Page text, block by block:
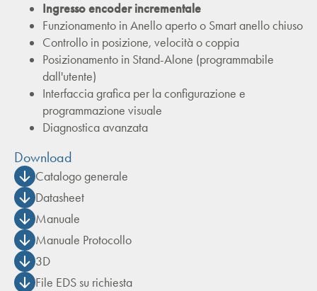
Ingresso encoder incrementale
Funzionamento in Anello aperto o Smart anello chiuso
Controllo in posizione, velocità o coppia
Posizionamento in Stand-Alone (programmabile
dall'utente)
Interfaccia grafica per la configurazione e
programmazione visuale
Diagnostica avanzata
Download
Catalogo generale
Datasheet
Manuale
Manuale Protocollo
3D
File EDS su richiesta